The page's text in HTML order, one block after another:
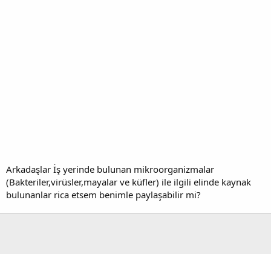
Arkadaşlar İş yerinde bulunan mikroorganizmalar
(Bakteriler,virüsler,mayalar ve küfler) ile ilgili elinde kaynak
bulunanlar rica etsem benimle paylaşabilir mi?